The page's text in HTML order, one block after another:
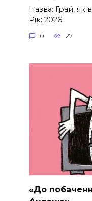
Назва: Грай, як
Рік: 2026
0 27
«До